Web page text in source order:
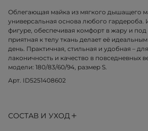
Облегающая майка из мягкого дышащего
универсальная основа любого гардероба.
фигуре, обеспечивая комфорт в жару и
приятная к телу ткань делает её
день. Практичная, стильная и удобная –
лаконичность и качество в повседневных
модели: 180/83/60/94, размер S.
Арт. ID5251408602
СОСТАВ И УХОД